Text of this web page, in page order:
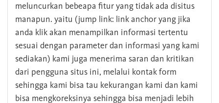
meluncurkan bebeapa fitur yang tidak ada disitus
manapun. yaitu (jump link: link anchor yang jika
anda klik akan menampilkan informasi tertentu
sesuai dengan parameter dan informasi yang kami
sediakan) kami juga menerima saran dan kritikan
dari pengguna situs ini, melalui kontak form
sehingga kami bisa tau kekurangan kami dan kami
bisa mengkoreksinya sehingga bisa menjadi lebih